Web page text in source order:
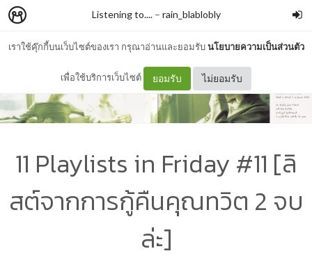
เราใช้คุ๊กกี้บนเว็บไซต์ของเรา กรุณาอ่านและยอมรับนโยบายความเป็นส่วนตัว
เพื่อใช้บริการเว็บไซต์ ยอมรับ ไม่ยอมรับ
Listening to....– rain_blablobly
11 Playlists in Friday #11 [ลิ
สต์จากการกู้คืนคุณทวิต 2 จบ
ล่ะ]